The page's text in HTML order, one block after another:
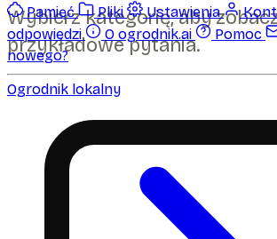
Pamięć Pliki Ustawienia
odpowiedzi
O ogrodnik.ai Pomoc
nowego?
Wybierz kategorię, aby
przykładowe pytania.
Ogrodnik lokalny